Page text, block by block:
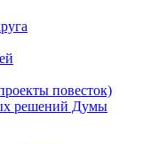
повесток)
решений Думы